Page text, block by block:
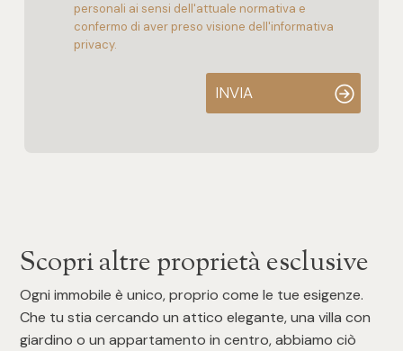
personali ai sensi dell'attuale normativa e
confermo di aver preso visione dell'informativa
privacy.
INVIA
Scopri altre proprietà esclusive
Ogni immobile è unico, proprio come le tue esigenze.
Che tu stia cercando un attico elegante, una villa con
giardino o un appartamento in centro, abbiamo ciò